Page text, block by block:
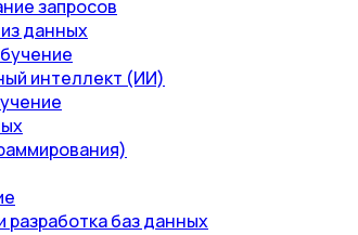
запросов
данных
интеллект (ИИ)
разработка баз данных